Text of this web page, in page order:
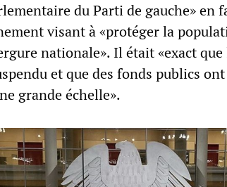
du Parti de gauche» en
visant à «protéger la
nationale». Il était «exact
et que des fonds publics
grande échelle».